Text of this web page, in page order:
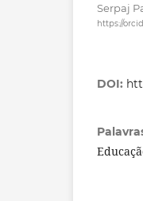
Serpaj
https://
DOI: